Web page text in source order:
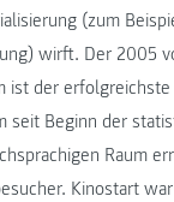
(zum
wirft. Der 2005
ist der
seit Beginn der
Raum
Kinostart